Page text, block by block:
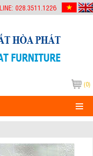
028.3511.1226
(0)